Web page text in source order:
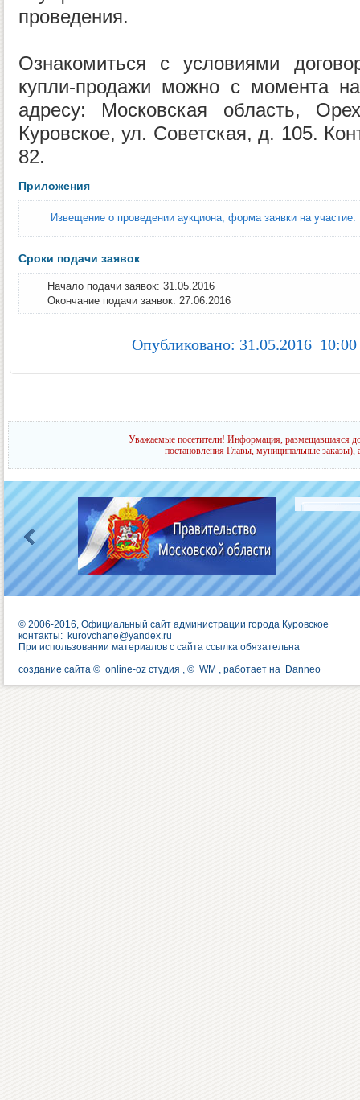
проведения.
Ознакомиться с условиями
купли-продажи можно с момента
адресу: Московская область,
Куровское, ул. Советская, д. 105.
82.
Приложения
Извещение о проведении аукциона, форма заявки на участие.
Сроки подачи заявок
Начало подачи заявок: 31.05.2016
Окончание подачи заявок: 27.06.2016
Опубликовано: 31.05.2016
Уважаемые посетители! Информация, размещавшаяся
постановления Главы, муниципальные заказы),
© 2006-2016, Официальный сайт администрации города Куровское
контакты: kurovchane@yandex.ru
При использовании материалов с сайта ссылка обязательна
создание сайта © online-oz студия , © WM , работает на Danneo